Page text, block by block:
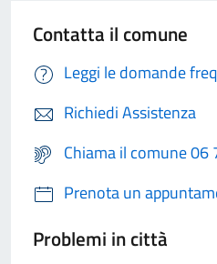
Contatta il comune
Leggi le domande
Richiedi Assistenza
Chiama il comune 06
Prenota un
Problemi in città